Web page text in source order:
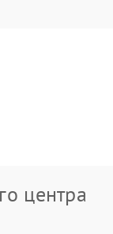
центра